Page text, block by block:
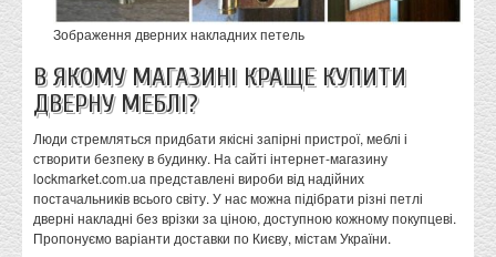
Зображення дверних накладних петель
В ЯКОМУ МАГАЗИНІ КРАЩЕ КУПИТИ
ДВЕРНУ МЕБЛІ?
Люди стремляться придбати якісні запірні пристрої, меблі і
створити безпеку в будинку. На сайті інтернет-магазину
lockmarket.com.ua представлені вироби від надійних
постачальників всього світу. У нас можна підібрати різні петлі
дверні накладні без врізки за ціною, доступною кожному покупцеві.
Пропонуємо варіанти доставки по Києву, містам України.